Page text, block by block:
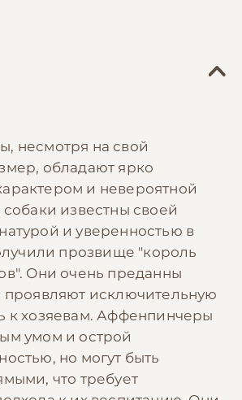
несмотря на свой
обладают ярко
и невероятной
известны своей
и уверенностью в
прозвище "король
Они очень преданны
проявляют исключительную
к хозяевам. Аффенпинчеры
умом и острой
но могут быть
что требует